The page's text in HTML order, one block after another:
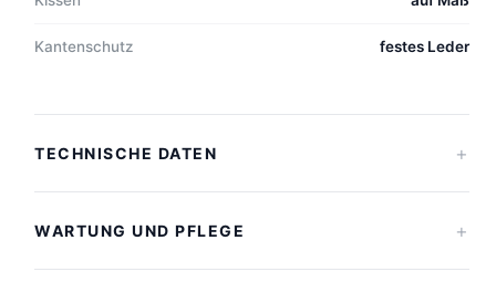
Kantenschutz festes Leder
TECHNISCHE DATEN +
WARTUNG UND PFLEGE +